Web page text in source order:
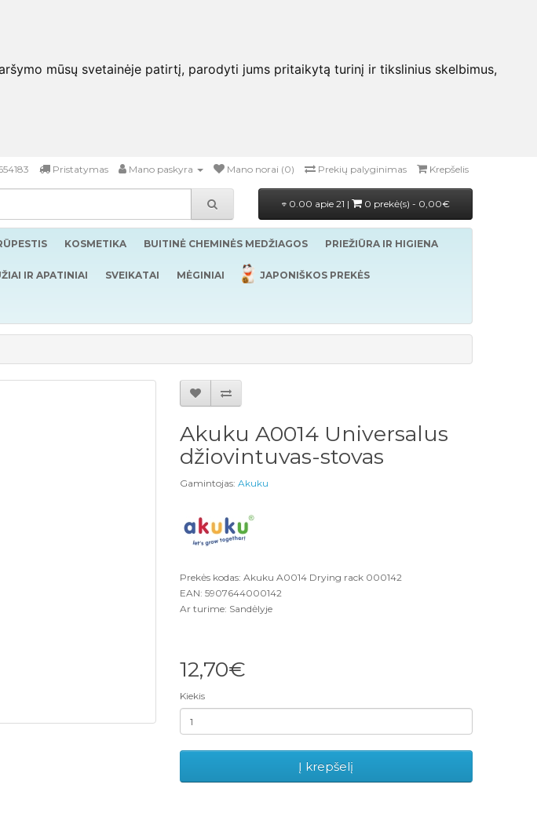
mūsų svetainėje patirtį, parodyti jums pritaikytą turinį ir tikslinius skelbimus,
Pristatymas Mano paskyra Mano norai (0) Prekių palyginimas Krepšelis
0.00 apie 21 | 0 prekė(s) - 0,00€
KOSMETIKA BUITINĖ CHEMINĖS MEDŽIAGOS PRIEŽIŪRA IR HIGIENA
IR APATINIAI SVEIKATAI MĖGINIAI JAPONIŠKOS PREKĖS
Akuku A0014 Universalus
džiovintuvas-stovas
Gamintojas: Akuku
Prekės kodas: Akuku A0014 Drying rack 000142
EAN: 5907644000142
Ar turime: Sandėlyje
12,70€
Kiekis
Į krepšelį